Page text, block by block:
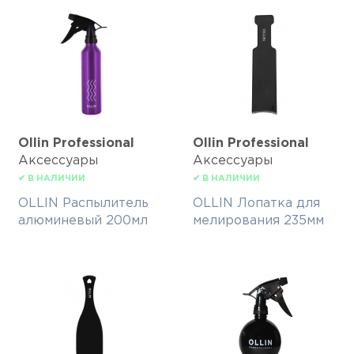
Ollin Professional
Аксессуары
✔ В НАЛИЧИИ
OLLIN Распылитель
алюминевый 200мл
Ollin Professional
Аксессуары
✔ В НАЛИЧИИ
OLLIN Лопатка для
мелирования 235мм